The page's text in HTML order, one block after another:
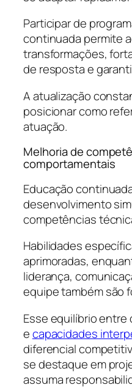
Participar de
continuada permite
transformações,
de resposta e
A atualização
posicionar como
atuação.
Melhoria de
comportamentais
Educação
desenvolvimento
competências
Habilidades
aprimoradas,
liderança,
equipe também são
Esse equilíbrio
ecapacidades
diferencial
se destaque em
assuma